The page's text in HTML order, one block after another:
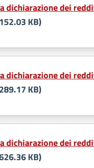
dichiarazione dei
KB)
dichiarazione dei
KB)
dichiarazione dei
KB)